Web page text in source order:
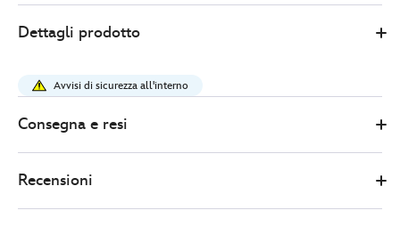
Store
16.00
minni-
sposa-
438031184039.html
Dettagli prodotto
Avvisi di sicurezza all'interno
Consegna e resi
Recensioni